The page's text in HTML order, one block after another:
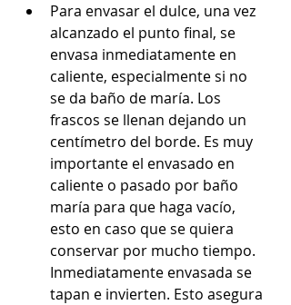
Para envasar el dulce, una vez
alcanzado el punto final, se
envasa inmediatamente en
caliente, especialmente si no
se da baño de maría. Los
frascos se llenan dejando un
centímetro del borde. Es muy
importante el envasado en
caliente o pasado por baño
maría para que haga vacío,
esto en caso que se quiera
conservar por mucho tiempo.
Inmediatamente envasada se
tapan e invierten. Esto asegura